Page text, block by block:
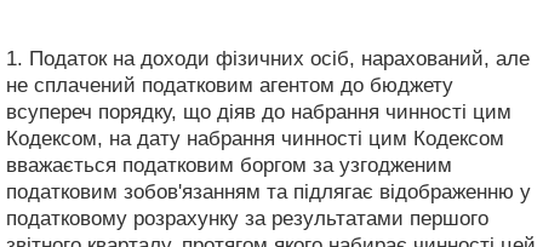
1. Податок на доходи фізичних осіб, нарахований, але
не сплачений податковим агентом до бюджету
всупереч порядку, що діяв до набрання чинності цим
Кодексом, на дату набрання чинності цим Кодексом
вважається податковим боргом за узгодженим
податковим зобов'язанням та підлягає відображенню у
податковому розрахунку за результатами першого